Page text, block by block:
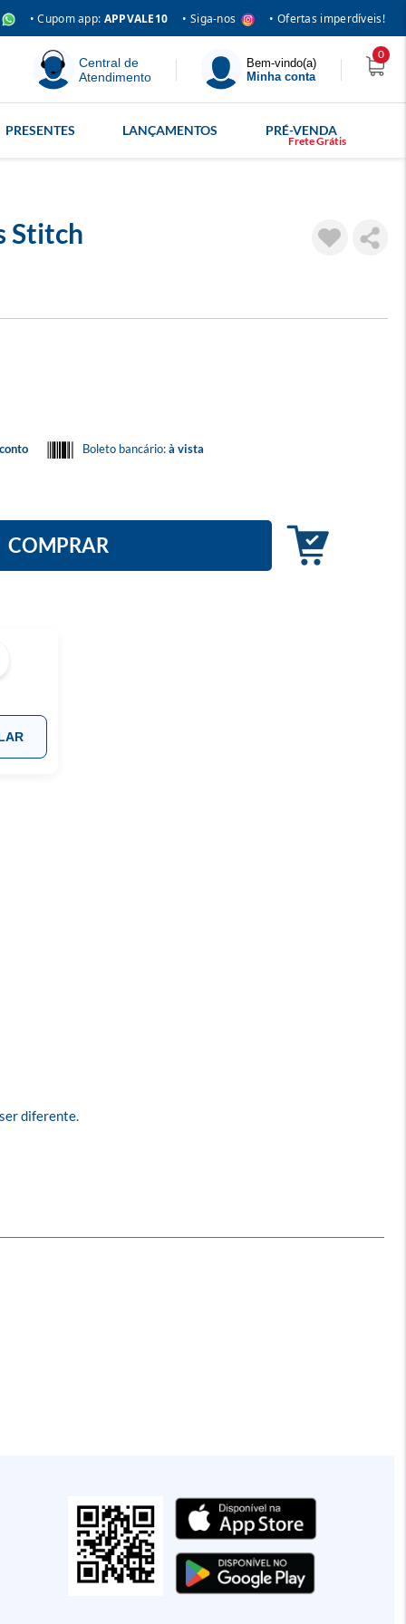
• Cupom app: APPVALE10 • Siga-nos • Ofertas imperdíveis!
Central de
Atendimento
Bem-vindo(a)
Minha conta
0
PRESENTES LANÇAMENTOS PRÉ-VENDA
Stitch
Boleto bancário:à vista
COMPRAR
diferente.